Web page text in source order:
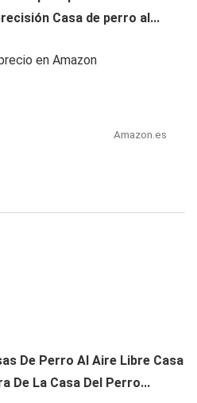
Casa de perro al...
en Amazon
Amazon.es
De Perro Al Aire Libre Casa
De La Casa Del Perro...